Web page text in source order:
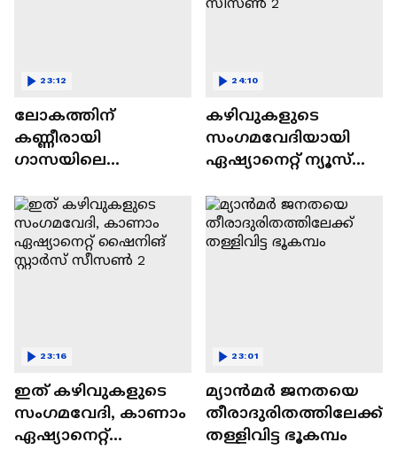
ലോകത്തിന്
കണ്ണീരായി
ഗാസയിലെ
കുഞ്ഞുങ്ങൾ
23:12
കഴിവുകളുടെ
സംഗമവേദിയായി
ഏഷ്യാനെറ്റ് ന്യൂസ്
സീസൺ 2
24:10
ഇത് കഴിവുകളുടെ
സംഗമവേദി, കാണാം
ഏഷ്യാനെറ്റ്
23:16
മ്യാൻമർ ജനതയെ
തീരാദുരിതത്തിലേക്ക്
തള്ളിവിട്ട ഭൂകമ്പം
23:01